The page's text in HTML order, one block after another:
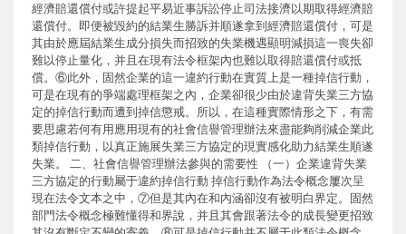
經濟賠還償付或許提起平易近事訴訟停止司法接濟以期取得經濟賠
還償付。即便被毀約的結業生勝訴并順遂拿到經濟賠還償付，可是
其由於應屆結業生成分損失而招致的失業機遇顯明減損這一喪失卻
難以停止量化，并且在現有法令框架內也難以取得賠還償付或抵
償。⑥此外，固然企業的這一違約行動在實質上是一種掉信行動，
可是在現有的爭端處理框架之內，企業卻很少由於違背失業三方協
定的掉信行動而遭到掉信懲戒。所以，在這種實際情形之下，有需
要思慮若何有用應用現有的社會信譽管理辦法來盡能夠削減企業此
類掉信行動，以真正施展失業三方協定的現實感化助力結業生順遂
失業。 二、社會信譽管理辦法參與的需要性 （一）企業違背失業
三方協定的行動屬于違約掉信行動 掉信行動作為法令概念屢次呈
現在法令文本之中，⑦但是其內在和內涵卻沒有被明白界定。固然
部門法令概念極難懂得和界說，并且其會跟著法令的成長變更招致